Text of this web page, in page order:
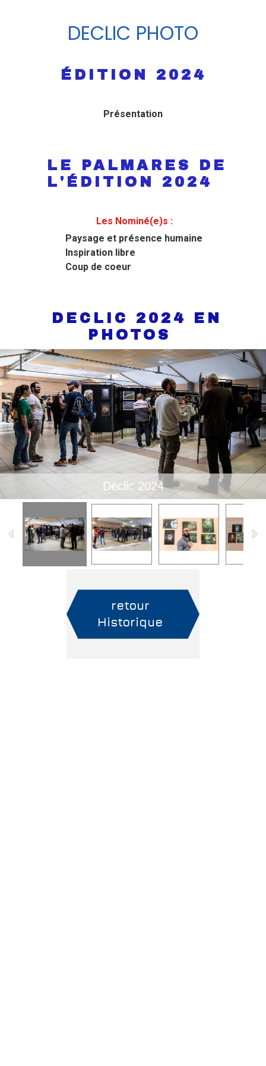
DECLIC PHOTO
ÉDITION 2024
Présentation
LE PALMARES DE
L'ÉDITION 2024
Les Nominé(e)s :
Paysage et présence humaine
Inspiration libre
Coup de coeur
DECLIC 2024 EN
PHOTOS
Déclic 2024
retour
Historique